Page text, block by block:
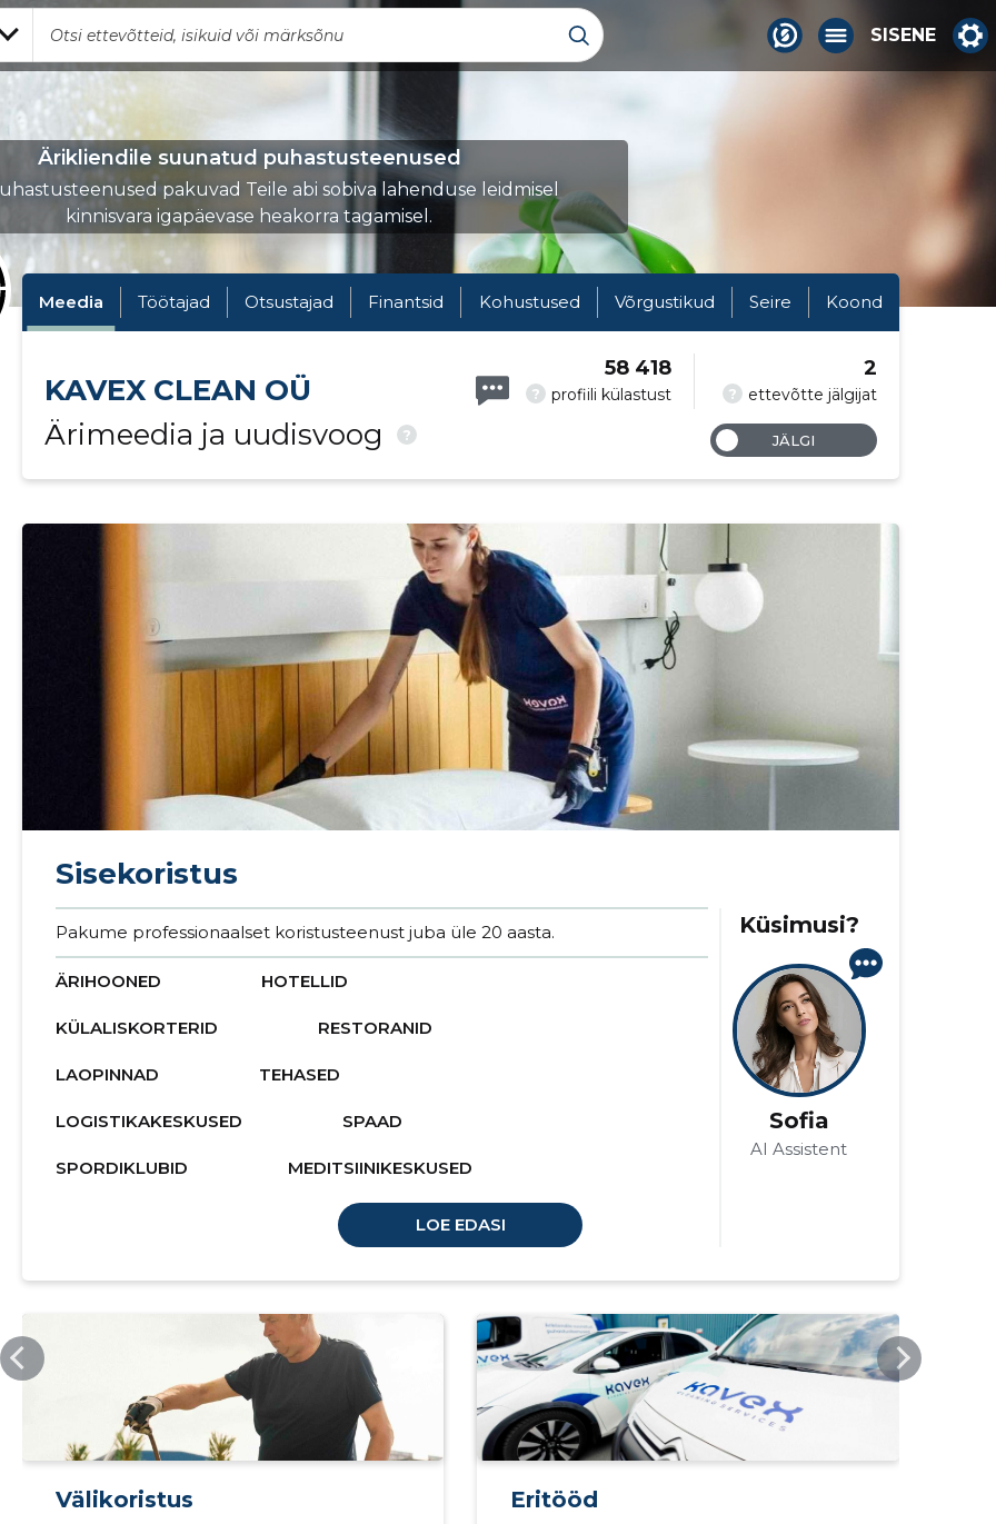
SISENE
Ärikliendile suunatud puhastusteenused
pakuvad Teile abi sobiva lahenduse leidmisel
kinnisvara igapäevase heakorra tagamisel.
Meedia Töötajad Otsustajad Finantsid Kohustused Võrgustikud Seire Koond
KAVEX CLEAN OÜ
Ärimeedia ja uudisvoog
?
? profiili külastust
58 418
? ettevõtte jälgijat
2
JÄLGI
Sisekoristus
Pakume professionaalset koristusteenust juba üle 20 aasta.
ÄRIHOONED HOTELLID
KÜLALISKORTERID RESTORANID
LAOPINNAD TEHASED
LOGISTIKAKESKUSED SPAAD
SPORDIKLUBID MEDITSIINIKESKUSED
LOE EDASI
Küsimusi?
Sofia
AI Assistent
Välikoristus
KAVEX.EE
Eritööd
Sinu nimi